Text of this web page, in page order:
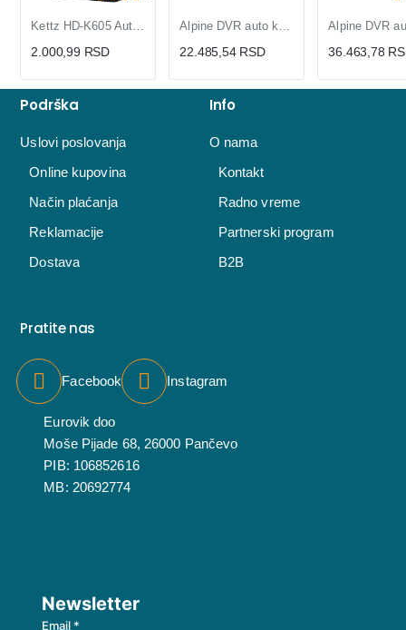
Kettz HD-K605 Auto Kamera DVR 1080p sa Noćnim Režimom
2.000,99 RSD
Alpine DVR auto kamera DVR-F220 1080P
22.485,54 RSD 36.463,78
Podrška
Uslovi poslovanja
Online kupovina
Način plaćanja
Reklamacije
Dostava
Info
O nama
Kontakt
Radno vreme
Partnerski program
B2B
Pratite nas
Facebook Instagram
Eurovik doo
Moše Pijade 68, 26000 Pančevo
PIB: 106852616
MB: 20692774